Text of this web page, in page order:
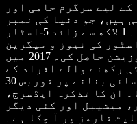
لیے سرگرم حامی اور
ہیں، جو دنیا کی نمبر
1 ٹیکسٹ ٹو اسپیچ ایپ ہے۔ 1 لاکھ سے زائد 5-اسٹار
کی نیوز و میگزین
کیٹیگری میں پہلی پوزیشن حاصل کی۔ 2017 میں
رکھنے والے افراد کے
لیے انٹرنیٹ کو زیادہ قابلِ رسائی بنانے پر فوربس 30
گیا۔ ان کا تذکرہ ایڈسرج،
میشیبل اور کئی دیگر
فارمز پر آ چکا ہے۔